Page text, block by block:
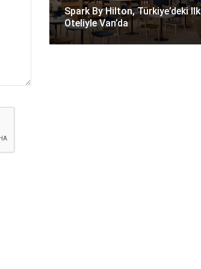
Spark By Hilton, Türkiye’deki Ilk
Oteliyle Van’da